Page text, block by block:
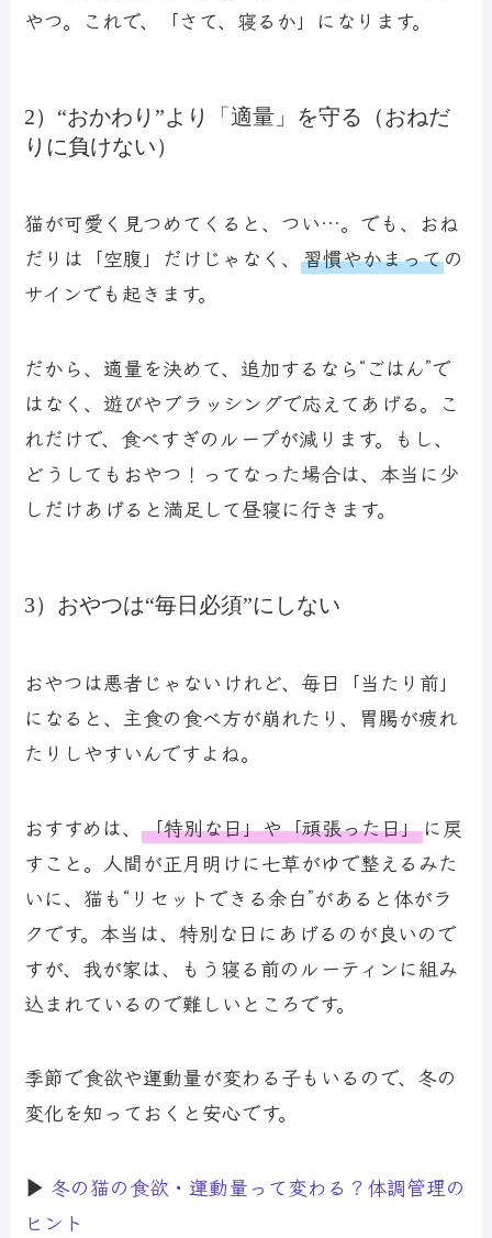
やつ。これで、「さて、寝るか」になります。
2）“おかわり”より「適量」を守る（おねだ
りに負けない）
猫が可愛く見つめてくると、つい…。でも、おね
だりは「空腹」だけじゃなく、習慣やかまっての
サインでも起きます。
だから、適量を決めて、追加するなら“ごはん”で
はなく、遊びやブラッシングで応えてあげる。こ
れだけで、食べすぎのループが減ります。もし、
どうしてもおやつ！ってなった場合は、本当に少
しだけあげると満足して昼寝に行きます。
3）おやつは“毎日必須”にしない
おやつは悪者じゃないけれど、毎日「当たり前」
になると、主食の食べ方が崩れたり、胃腸が疲れ
たりしやすいんですよね。
おすすめは、「特別な日」や「頑張った日」に戻
すこと。人間が正月明けに七草がゆで整えるみた
いに、猫も“リセットできる余白”があると体がラ
クです。本当は、特別な日にあげるのが良いので
すが、我が家は、もう寝る前のルーティンに組み
込まれているので難しいところです。
季節で食欲や運動量が変わる子もいるので、冬の
変化を知っておくと安心です。
▶ 冬の猫の食欲・運動量って変わる？体調管理の
ヒント